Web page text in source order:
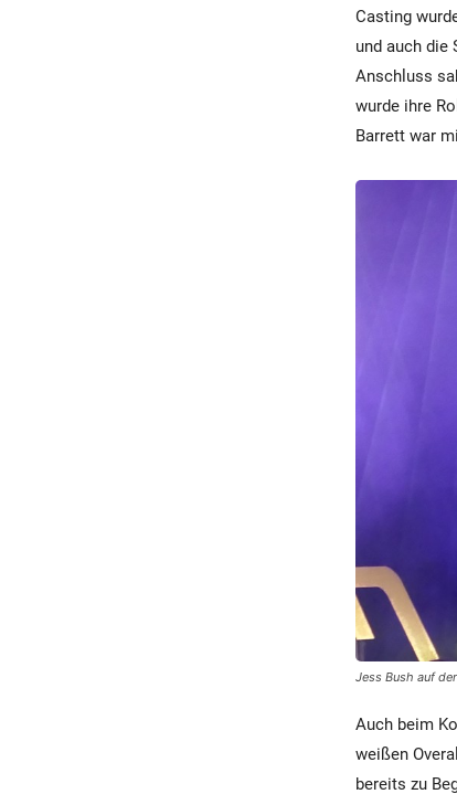
Casting
und auch die
Anschluss
wurde ihre
Barrett war
Jess Bush auf
Auch beim
weißen
bereits zu